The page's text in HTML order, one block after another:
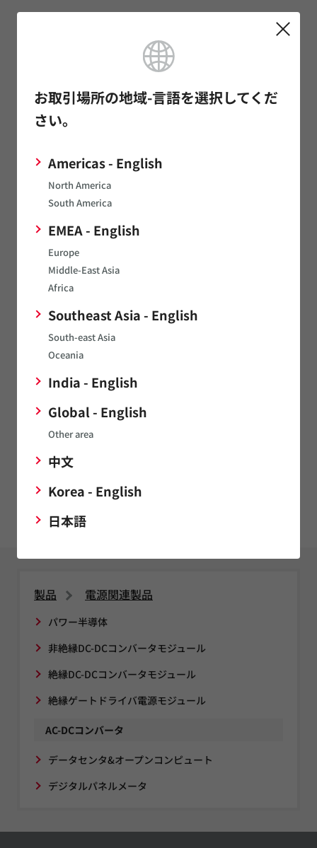
お取引場所の地域-言語を選択してくだ
さい。
Americas - English
North America
South America
EMEA - English
Europe
Middle-East Asia
Africa
Southeast Asia - English
South-east Asia
Oceania
India - English
Global - English
Other area
中文
Korea - English
日本語
お問い合わせ
サンプルのお問い合わせ
お見積もりのお問い合わせ
技術的なお問い合わせ
製品ニュース
2019/10/24
2016/03/07
ＣＴＣ、村田製作所、ＮＴＴデータ先端技術が共同でOpen
Compute Projectに準拠したラックシステムを開発
製品 電源関連製品
パワー半導体
非絶縁DC-DCコンバータモジュール
絶縁DC-DCコンバータモジュール
絶縁ゲートドライバ電源モジュール
AC-DCコンバータ
データセンタ&オープンコンピュート
デジタルパネルメータ